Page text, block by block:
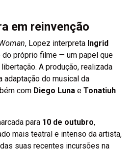
em reinvenção
, Lopez interpreta Ingrid
do próprio filme — um papel que
A produção, realizada
adaptação do musical da
com Diego Luna e Tonatiuh
para 10 de outubro,
mais teatral e intenso da artista,
suas recentes incursões na